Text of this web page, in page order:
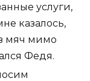
услуги,
казалось,
мяч мимо
Федя.